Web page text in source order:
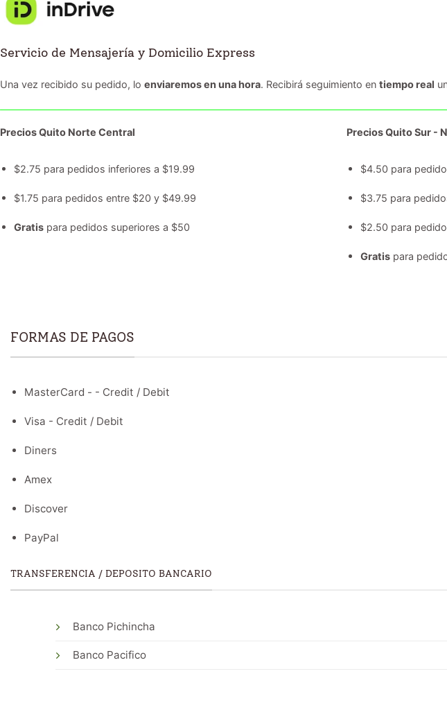
Servicio de Mensajería y Domicilio Express
Una vez recibido su pedido, lo enviaremos en una hora. Recibirá seguimiento en tiempo real
Precios Quito Norte Central
$2.75 para pedidos inferiores a $19.99
$1.75 para pedidos entre $20 y $49.99
Gratispara pedidos superiores a $50
Precios Quito Sur -
$4.50 para
$3.75 para
$2.50 para
Gratispara
FORMAS DE PAGOS
MasterCard - - Credit / Debit
Visa - Credit / Debit
Diners
Amex
Discover
PayPal
TRANSFERENCIA / DEPOSITO BANCARIO
Banco Pichincha
Banco Pacifico